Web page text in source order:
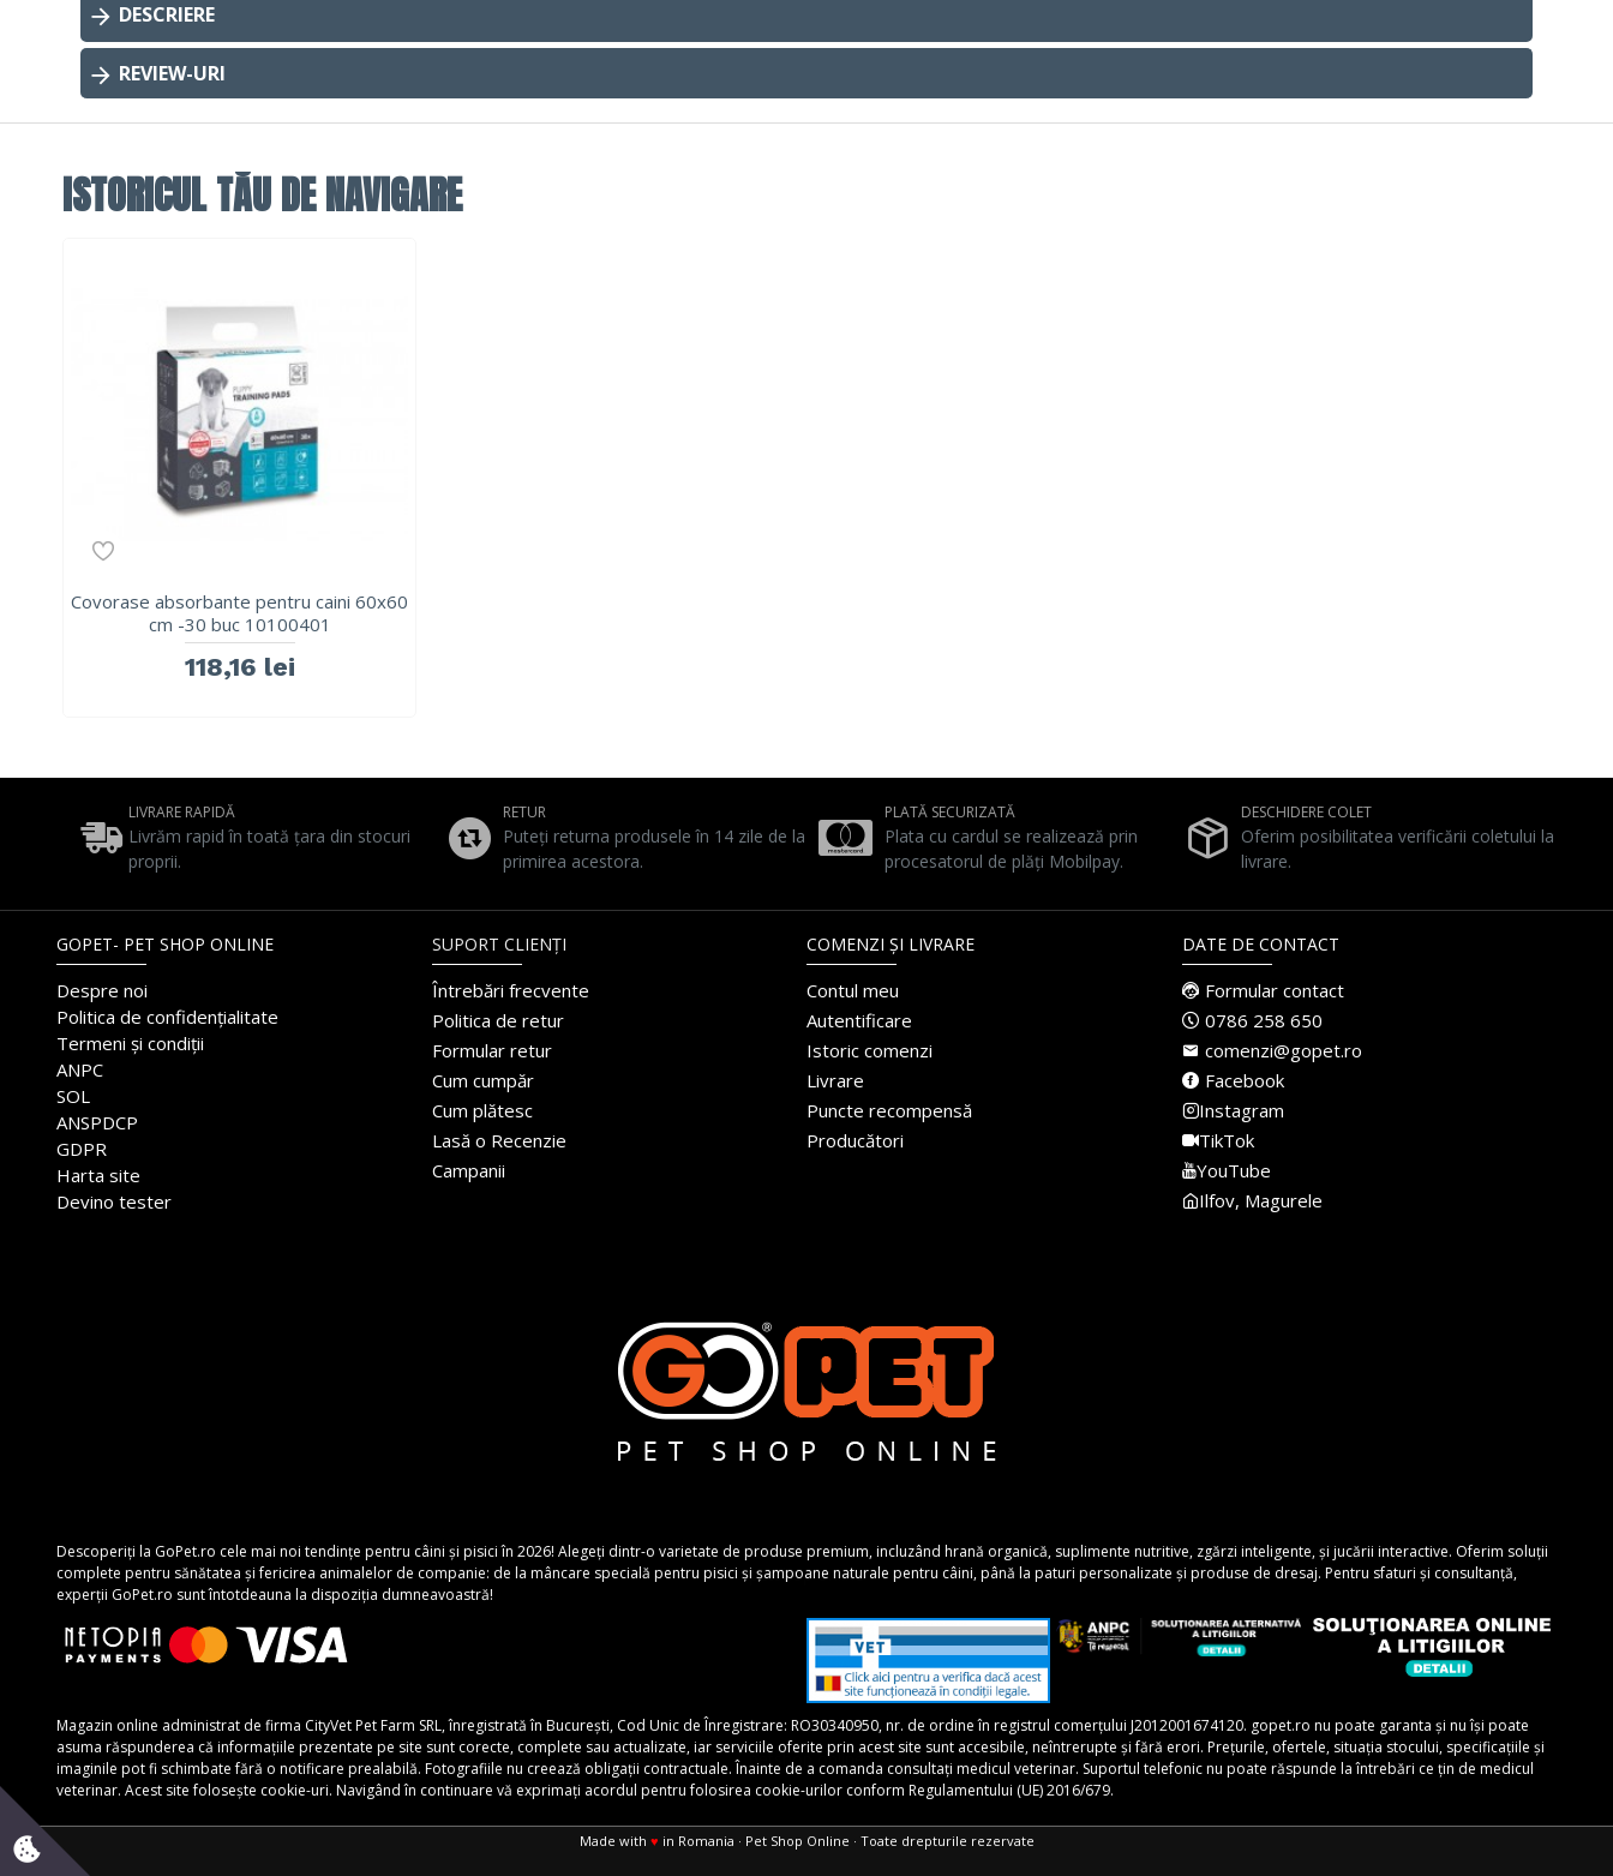
DESCRIERE
REVIEW-URI
ISTORICUL TĂU DE NAVIGARE
Covorase absorbante pentru caini 60x60
cm -30 buc 10100401
118,16 lei
LIVRARE RAPIDĂ
Livrăm rapid în toată țara din stocuri
proprii.
RETUR
Puteți returna produsele în 14 zile de la
primirea acestora.
PLATĂ SECURIZATĂ
Plata cu cardul se realizează prin
procesatorul de plăți Mobilpay.
DESCHIDERE COLET
Oferim posibilitatea verificării coletului la
livrare.
GOPET- PET SHOP ONLINE
Despre noi
Politica de confidențialitate
Termeni și condiții
ANPC
SOL
ANSPDCP
GDPR
Harta site
Devino tester
SUPORT CLIENȚI
Întrebări frecvente
Politica de retur
Formular retur
Cum cumpăr
Cum plătesc
Lasă o Recenzie
Campanii
COMENZI ȘI LIVRARE
Contul meu
Autentificare
Istoric comenzi
Livrare
Puncte recompensă
Producători
DATE DE CONTACT
Formular contact
0786 258 650
comenzi@gopet.ro
Facebook
Instagram
TikTok
YouTube
Ilfov, Magurele
Descoperiți la GoPet.ro cele mai noi tendințe pentru câini și pisici în 2026! Alegeți dintr-o varietate de produse premium, incluzând hrană organică, suplimente nutritive, zgărzi inteligente, și jucării interactive. Oferim soluții
complete pentru sănătatea și fericirea animalelor de companie: de la mâncare specială pentru pisici și șampoane naturale pentru câini, până la paturi personalizate și produse de dresaj. Pentru sfaturi și consultanță,
experții GoPet.ro sunt întotdeauna la dispoziția dumneavoastră!
Magazin online administrat de firma CityVet Pet Farm SRL, înregistrată în București, Cod Unic de Înregistrare: RO30340950, nr. de ordine în registrul comerțului J2012001674120. gopet.ro nu poate garanta și nu își poate
asuma răspunderea că informațiile prezentate pe site sunt corecte, complete sau actualizate, iar serviciile oferite prin acest site sunt accesibile, neîntrerupte și fără erori. Prețurile, ofertele, situația stocului, specificațiile și
imaginile pot fi schimbate fără o notificare prealabilă. Fotografiile nu creează obligații contractuale. Înainte de a comanda consultați medicul veterinar. Suportul telefonic nu poate răspunde la întrebări ce țin de medicul
veterinar. Acest site folosește cookie-uri. Navigând în continuare vă exprimați acordul pentru folosirea cookie-urilor conform Regulamentului (UE) 2016/679.
Made with ♥ in Romania · Pet Shop Online · Toate drepturile rezervate